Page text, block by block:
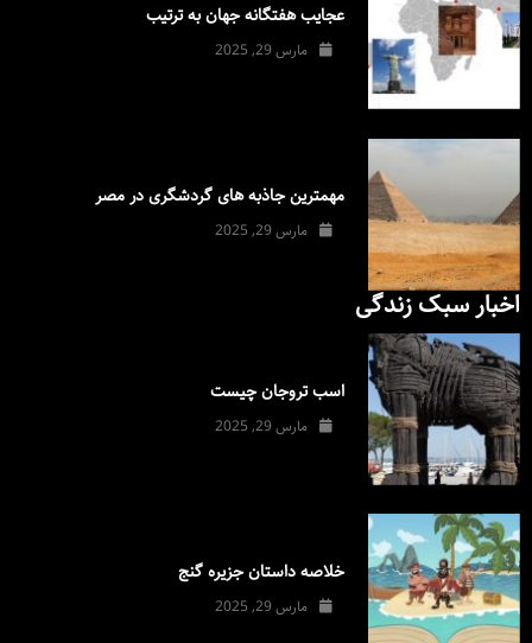
عجایب هفتگانه جهان به ترتیب
مارس 29, 2025
مهمترین جاذبه های گردشگری در مصر
مارس 29, 2025
اخبار سبک زندگی
اسب تروجان چیست
مارس 29, 2025
خلاصه داستان جزیره گنج
مارس 29, 2025